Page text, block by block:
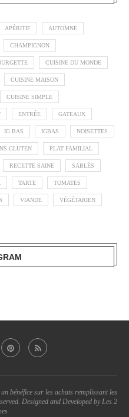
APÉRITIF AUTOMNE
CHAMPIGNON
CUISINE DU MONDE
CUISINE MAISON
CUISINE SIMPLE
ENTRÉE GATEAUX
IG BAS IGBAS NOISETTES
GLUTEN PLAT FAMILIAL
RECETTE SAINE SABLÉS
TARTE TOMATES
VIANDE VÉGÉTARIEN
bénéfice sur les achats remplissant les
Designed and Developed by Les 2